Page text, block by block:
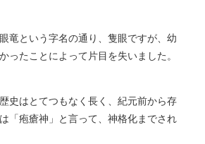
竜という字名の通り、隻眼ですが、幼
ったことによって片目を失いました。
史はとてつもなく長く、紀元前から存
「疱瘡神」と言って、神格化までされ